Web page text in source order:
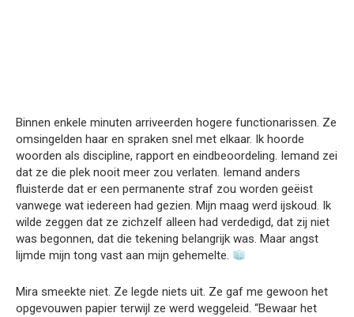
Binnen enkele minuten arriveerden hogere functionarissen. Ze
omsingelden haar en spraken snel met elkaar. Ik hoorde
woorden als discipline, rapport en eindbeoordeling. Iemand zei
dat ze die plek nooit meer zou verlaten. Iemand anders
fluisterde dat er een permanente straf zou worden geëist
vanwege wat iedereen had gezien. Mijn maag werd ijskoud. Ik
wilde zeggen dat ze zichzelf alleen had verdedigd, dat zij niet
was begonnen, dat die tekening belangrijk was. Maar angst
lijmde mijn tong vast aan mijn gehemelte.
Mira smeekte niet. Ze legde niets uit. Ze gaf me gewoon het
opgevouwen papier terwijl ze werd weggeleid. “Bewaar het